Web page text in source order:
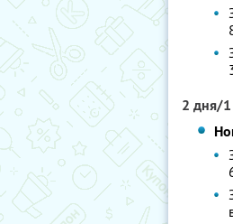
2 дня/1